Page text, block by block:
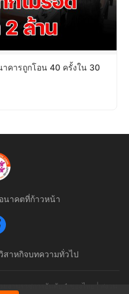
คารถูกโอน 40 ครั้งใน 30
นาคตที่ก้าวหน้า
สาหกิจบทความทั่วไป
งานราชการอันดับ 1 ของไทย | สงวน